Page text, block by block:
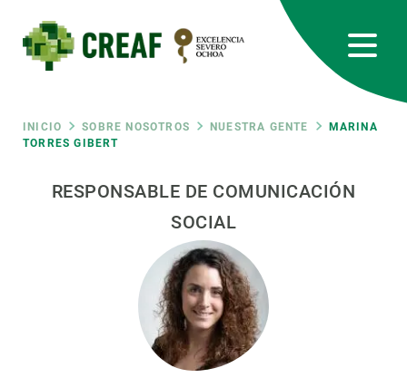
contenido
principal
Ruta
de
navegación
INICIO SOBRE NOSOTROS NUESTRA GENTE
MARINA
TORRES GIBERT
RESPONSABLE DE COMUNICACIÓN
SOCIAL
RRSS
Featured
responsive
Responsive